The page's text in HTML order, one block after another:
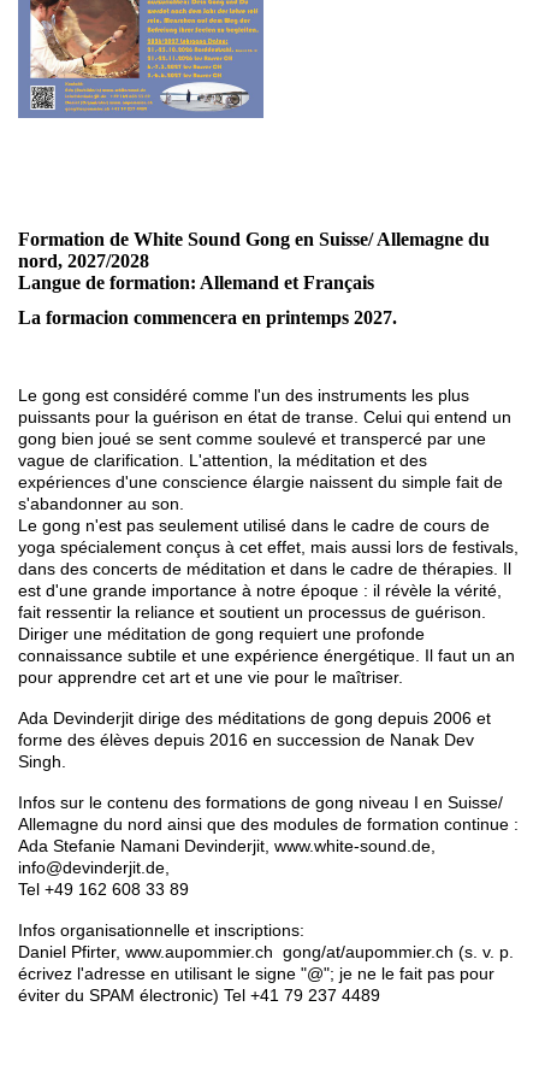
Formation de White Sound Gong en Suisse/ Allemagne du
nord, 2027/2028
Langue de formation: Allemand et Français
La formacion commencera en printemps 2027.
Le gong est considéré comme l'un des instruments les plus
puissants pour la guérison en état de transe. Celui qui entend un
gong bien joué se sent comme soulevé et transpercé par une
vague de clarification. L'attention, la méditation et des
expériences d'une conscience élargie naissent du simple fait de
s'abandonner au son.
Le gong n'est pas seulement utilisé dans le cadre de cours de
yoga spécialement conçus à cet effet, mais aussi lors de festivals,
dans des concerts de méditation et dans le cadre de thérapies. Il
est d'une grande importance à notre époque : il révèle la vérité,
fait ressentir la reliance et soutient un processus de guérison.
Diriger une méditation de gong requiert une profonde
connaissance subtile et une expérience énergétique. Il faut un an
pour apprendre cet art et une vie pour le maîtriser.
Ada Devinderjit dirige des méditations de gong depuis 2006 et
forme des élèves depuis 2016 en succession de Nanak Dev
Singh.
Infos sur le contenu des formations de gong niveau I en Suisse/
Allemagne du nord ainsi que des modules de formation continue :
Ada Stefanie Namani Devinderjit, www.white-sound.de,
info@devinderjit.de,
Tel +49 162 608 33 89
Infos organisationnelle et inscriptions:
Daniel Pfirter, www.aupommier.ch gong/at/aupommier.ch (s. v. p.
écrivez l'adresse en utilisant le signe "@"; je ne le fait pas pour
éviter du SPAM électronic) Tel +41 79 237 4489